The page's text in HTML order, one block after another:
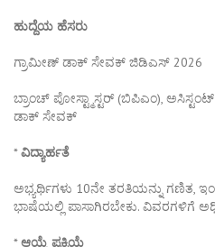
ಹುದ್ದೆಯ ಹೆಸರು
ಗ್ರಾಮೀಣ್ ಡಾಕ್ ಸೇವಕ್ ಜಿಡಿಎಸ್ 2026
ಬ್ರಾಂಚ್ ಪೋಸ್ಟ್ಮಾಸ್ಟರ್ (ಬಿಪಿಎಂ),
ಡಾಕ್ ಸೇವಕ್
*ವಿದ್ಯಾರ್ಹತೆ
ಅಭ್ಯರ್ಥಿಗಳು 10ನೇ ತರತಿಯನ್ನು ಗಣಿತ,
ಭಾಷೆಯಲ್ಲಿ ಪಾಸಾಗಿರಬೇಕು. ವಿವರಗಳಿಗೆ
*ಆಯ್ಕೆ ಪ್ರಕ್ರಿಯೆ